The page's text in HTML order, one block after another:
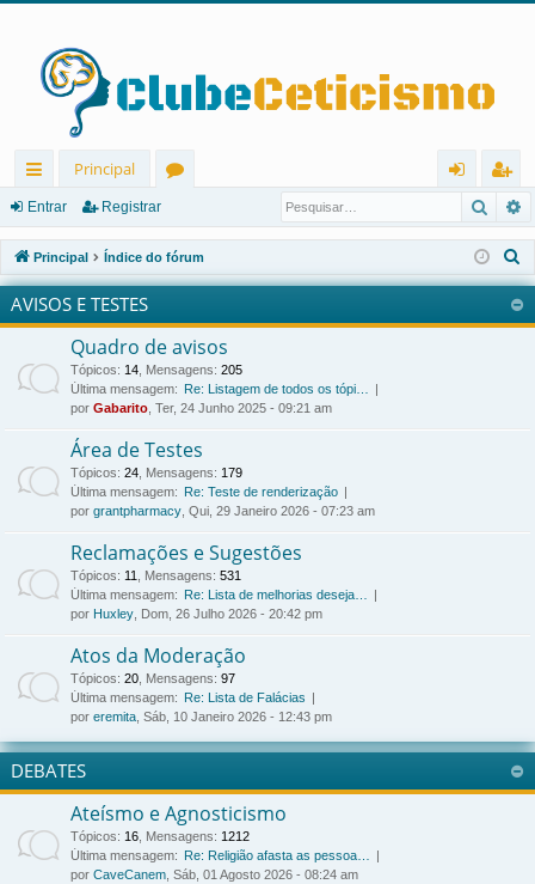
in
ks
rá
pi
os
Principal
u
ns
ra
r
eg
ist
ra
Entrar Registrar
Principal Índice do fórum
e
s
AVISOS E TESTES
Quadro de avisos
Tópicos: 14, Mensagens: 205
Última mensagem:
Re: Listagem de todos os tópi…
por Gabarito, Ter, 24 Junho 2025 - 09:21 am
Área de Testes
Tópicos: 24, Mensagens: 179
Última mensagem:
Re: Teste de renderização
por grantpharmacy, Qui, 29 Janeiro 2026 - 07:23 am
Reclamações e Sugestões
Tópicos: 11, Mensagens: 531
Última mensagem:
Re: Lista de melhorias deseja…
por Huxley, Dom, 26 Julho 2026 - 20:42 pm
Atos da Moderação
Tópicos: 20, Mensagens: 97
Última mensagem:
Re: Lista de Falácias
por eremita, Sáb, 10 Janeiro 2026 - 12:43 pm
DEBATES
Ateísmo e Agnosticismo
Tópicos: 16, Mensagens: 1212
Última mensagem:
Re: Religião afasta as pessoa…
por CaveCanem, Sáb, 01 Agosto 2026 - 08:24 am